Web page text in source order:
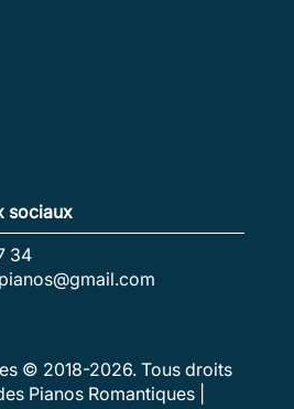
sociaux
34
© 2018-2026. Tous droits
Pianos Romantiques |